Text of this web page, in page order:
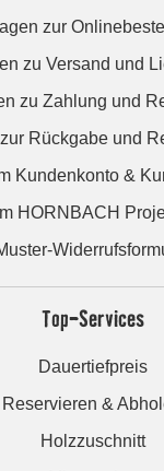
zur
zu Versand und
zu Zahlung und
Rückgabe und
Kundenkonto &
HORNBACH
Top-Services
Dauertiefpreis
Reservieren &
Holzzuschnitt